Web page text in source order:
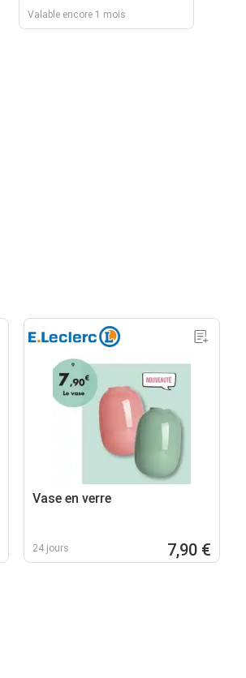
Valable encore 1 mois
Vase en verre
24 jours 7,90 €